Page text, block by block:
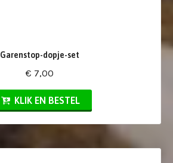
Garenstop-dopje-set
€ 7,00
KLIK EN BESTEL